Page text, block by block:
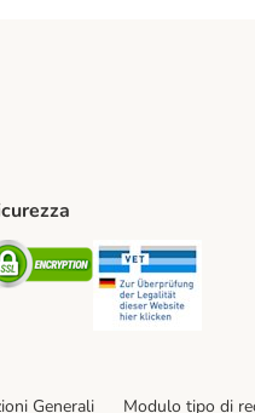
Security
Generali Modulo tipo di